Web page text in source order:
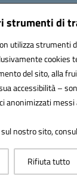
strumenti di
utilizza strumenti
cookies
del sito, alla
accessibilità –
messi
nostro sito,
Rifiuta tutto
60044 Fabriano
-
ANIS01700P -
univoco
& Powered by
& Design by